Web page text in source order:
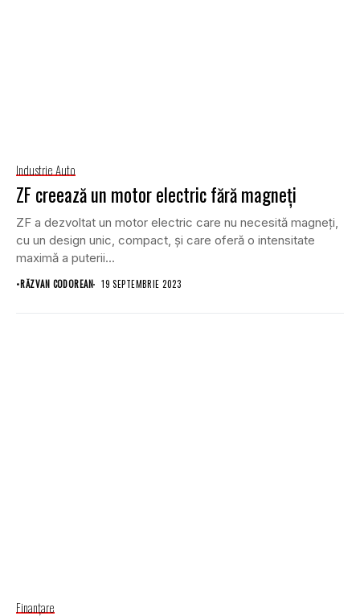
Industrie Auto
ZF creează un motor electric fără magneți
ZF a dezvoltat un motor electric care nu necesită magneți,
cu un design unic, compact, și care oferă o intensitate
maximă a puterii...
•RĂZVAN CODOREAN 19 SEPTEMBRIE 2023
Finanţare